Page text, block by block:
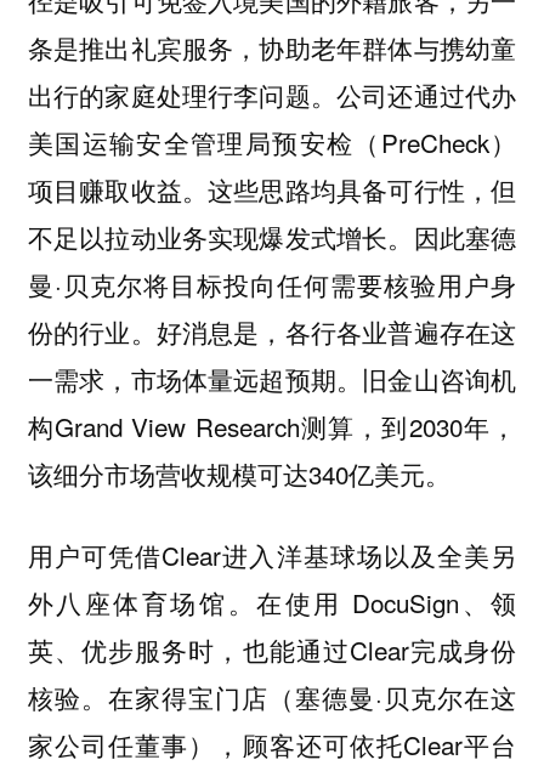
条是推出礼宾服务，协助老年群体与携幼童
出行的家庭处理行李问题。公司还通过代办
美国运输安全管理局预安检（PreCheck）
项目赚取收益。这些思路均具备可行性，但
不足以拉动业务实现爆发式增长。因此塞德
曼·贝克尔将目标投向任何需要核验用户身
份的行业。好消息是，各行各业普遍存在这
一需求，市场体量远超预期。旧金山咨询机
构Grand View Research测算，到2030年，
该细分市场营收规模可达340亿美元。
用户可凭借Clear进入洋基球场以及全美另
外八座体育场馆。在使用 DocuSign、领
英、优步服务时，也能通过Clear完成身份
核验。在家得宝门店（塞德曼·贝克尔在这
家公司任董事），顾客还可依托Clear平台